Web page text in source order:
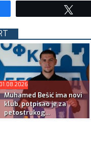
01.08.2026
Muhamed Bešić ima novi
klub, potpisao je za
petostrukog...